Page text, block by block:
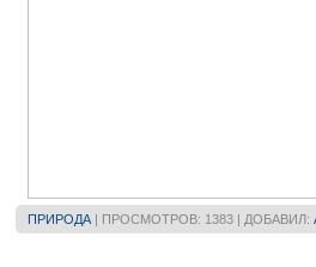
ПРИРОДА | ПРОСМОТРОВ: 1383 | ДОБАВИЛ: